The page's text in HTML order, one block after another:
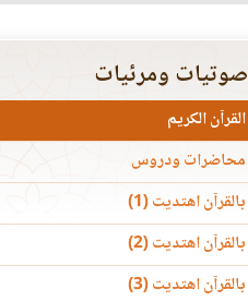
صوتيات ومرئيات
القرآن الكريم
محاضرات ودروس
بالقرآن اهتديت (1)
بالقرآن اهتديت (2)
بالقرآن اهتديت (3)